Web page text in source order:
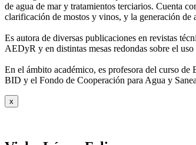
de agua de mar y tratamientos terciarios. Cuenta
clarificación de mostos y vinos, y la generación de
Es autora de diversas publicaciones en revistas
AEDyR y en distintas mesas redondas sobre el uso
En el ámbito académico, es profesora del curso de
BID y el Fondo de Cooperación para Agua y
x